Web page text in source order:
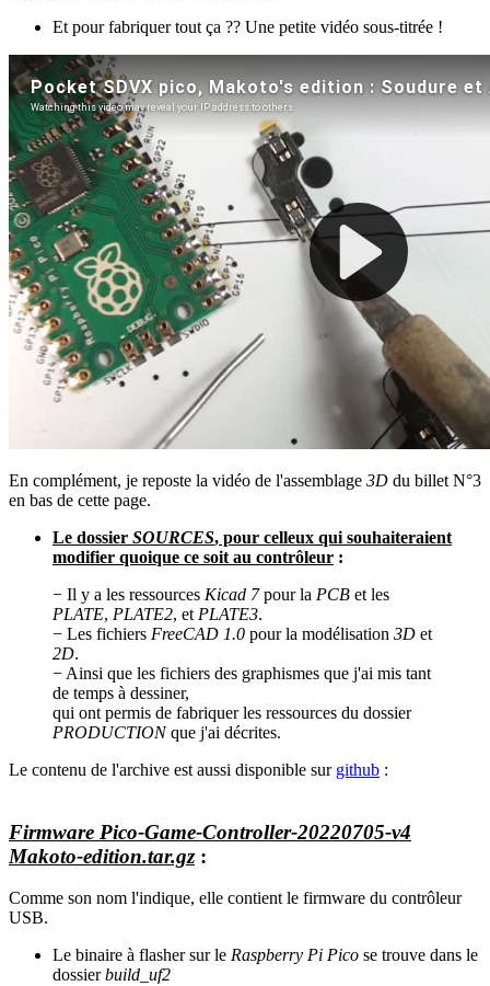
Et pour fabriquer tout ça ?? Une petite vidéo sous-titrée !
En complément, je reposte la vidéo de l'assemblage 3D du billet N°3
en bas de cette page.
Le dossier SOURCES, pour celleux qui souhaiteraient
modifier quoique ce soit au contrôleur :
− Il y a les ressources Kicad 7pour la PCB et les
PLATE, PLATE2, et PLATE3.
− Les fichiers FreeCAD 1.0 pour la modélisation 3D et
2D.
− Ainsi que les fichiers des graphismes que j'ai mis tant
de temps à dessiner,
qui ont permis de fabriquer les ressources du dossier
PRODUCTIONque j'ai décrites.
Le contenu de l'archive est aussi disponible sur github :
Firmware Pico-Game-Controller-20220705-v4
Makoto-edition.tar.gz:
Comme son nom l'indique, elle contient le firmware du contrôleur
USB.
Le binaire à flasher sur le Raspberry Pi Pico se trouve dans le
dossierbuild_uf2